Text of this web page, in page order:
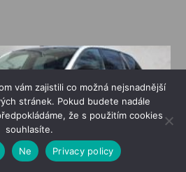
vám zajistili co možná nejsnadnější
stránek. Pokud budete nadále
že s použitím cookies
souhlasíte.
Ne Privacy policy